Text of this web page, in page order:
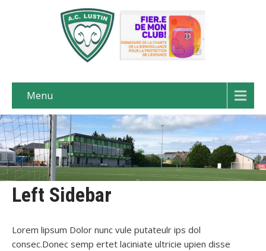
Menu
Left Sidebar
Lorem lipsum Dolor nunc vule putateulr ips dol
consec.Donec semp ertet laciniate ultricie upien disse